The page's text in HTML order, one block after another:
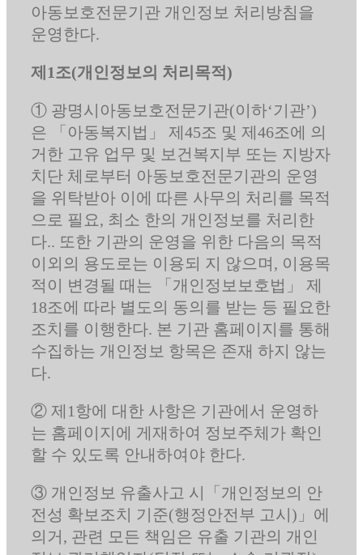
아동보호전문기관 개인정보 처리방침을
운영한다.
제1조(개인정보의 처리목적)
① 광명시아동보호전문기관(이하‘기관’)
은 「아동복지법」 제45조 및 제46조에 의
거한 고유 업무 및 보건복지부 또는 지방자
치단 체로부터 아동보호전문기관의 운영
을 위탁받아 이에 따른 사무의 처리를 목적
으로 필요, 최소 한의 개인정보를 처리한
다.. 또한 기관의 운영을 위한 다음의 목적
이외의 용도로는 이용되 지 않으며, 이용목
적이 변경될 때는 「개인정보보호법」 제
18조에 따라 별도의 동의를 받는 등 필요한
조치를 이행한다. 본 기관 홈페이지를 통해
수집하는 개인정보 항목은 존재 하지 않는
다.
② 제1항에 대한 사항은 기관에서 운영하
는 홈페이지에 게재하여 정보주체가 확인
할 수 있도록 안내하여야 한다.
③ 개인정보 유출사고 시「개인정보의 안
전성 확보조치 기준(행정안전부 고시)」에
의거, 관련 모든 책임은 유출 기관의 개인